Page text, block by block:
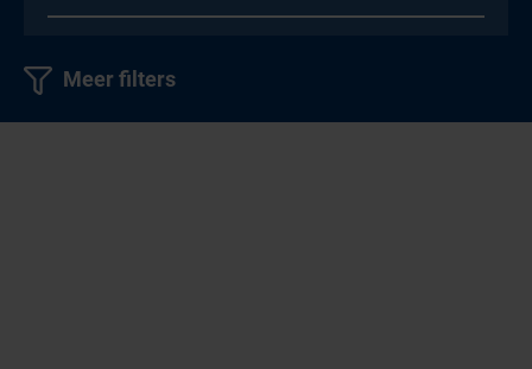
Meer filters